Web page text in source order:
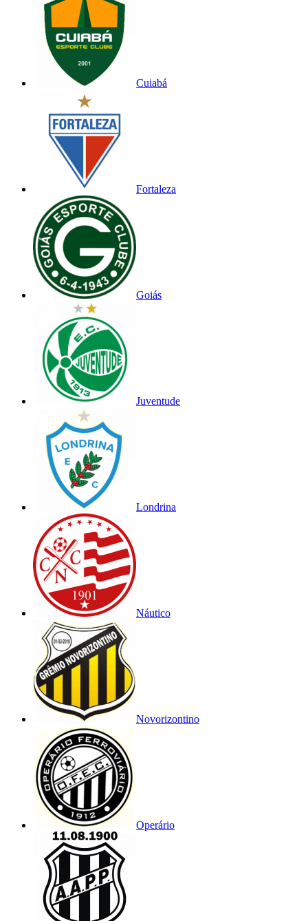
Cuiabá
Fortaleza
Goiás
Juventude
Londrina
Náutico
Novorizontino
Operário